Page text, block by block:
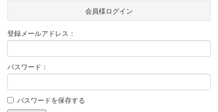
会員様ログイン
登録メールアドレス：
パスワード：
パスワードを保存する